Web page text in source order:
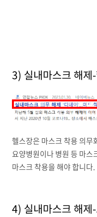
3) 실내마스크 해제
헬스장은 마스크 착용 의무
요양병원이나 병원 등 마스
마스크 착용을 해야 합니다.
4) 실내마스크 해제